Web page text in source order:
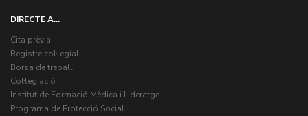
DIRECTE A...
Cita prèvia
Registre col·legial
Borsa de treball
Col·legiació
Institut de Formació Mèdica i Lideratge
Programa de Protecció Social